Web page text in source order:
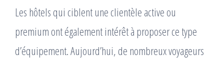
Les hôtels qui ciblent une clientèle active ou
premium ont également intérêt à proposer ce type
d’équipement. Aujourd’hui, de nombreux voyageurs